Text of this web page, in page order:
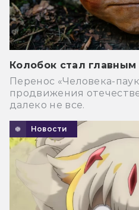
Колобок стал
Перенос «Человека-
продвижения
далеко не все.
Новости